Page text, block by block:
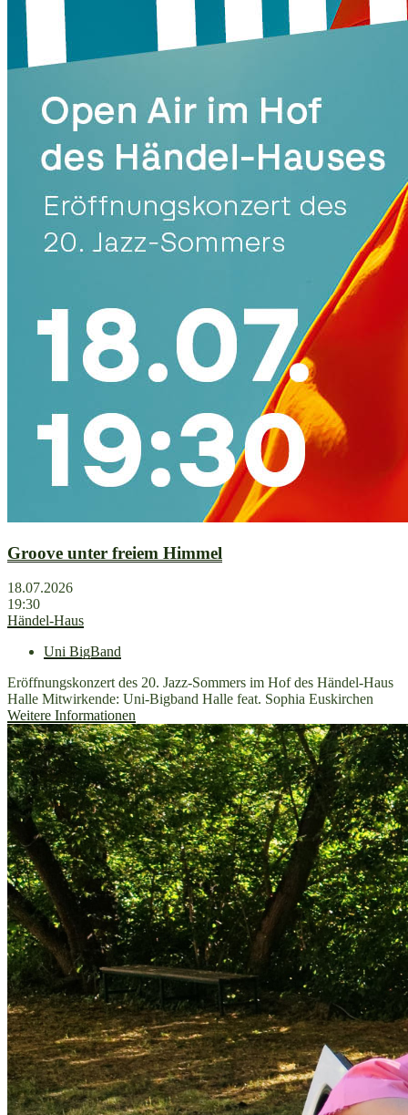
Groove unter freiem Himmel
18.07.2026
19:30
Händel-Haus
Uni BigBand
Eröffnungskonzert des 20. Jazz-Sommers im Hof des Händel-Haus
Halle Mitwirkende: Uni-Bigband Halle feat. Sophia Euskirchen
Weitere Informationen